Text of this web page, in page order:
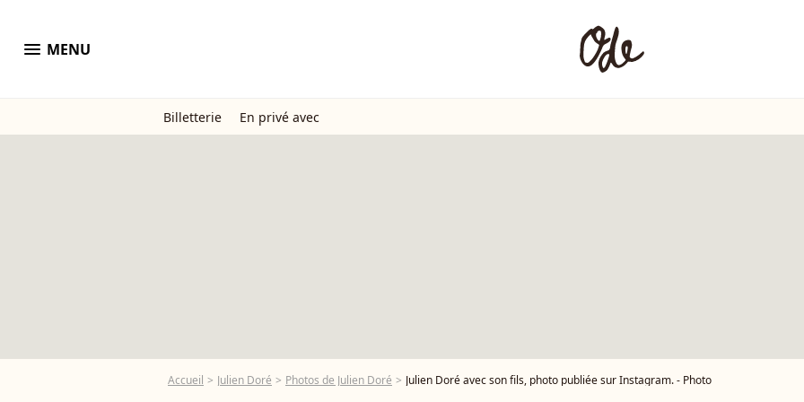
menu MENU
Billetterie En privé avec
Accueil Julien Doré Photos de Julien Doré Julien Doré avec son fils, photo publiée sur Instagram. - Photo